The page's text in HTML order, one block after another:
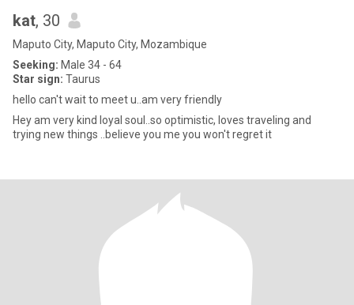
kat, 30
Maputo City, Maputo City, Mozambique
Seeking: Male 34 - 64
Star sign: Taurus
hello can't wait to meet u..am very friendly
Hey am very kind loyal soul..so optimistic, loves traveling and
trying new things ..believe you me you won't regret it